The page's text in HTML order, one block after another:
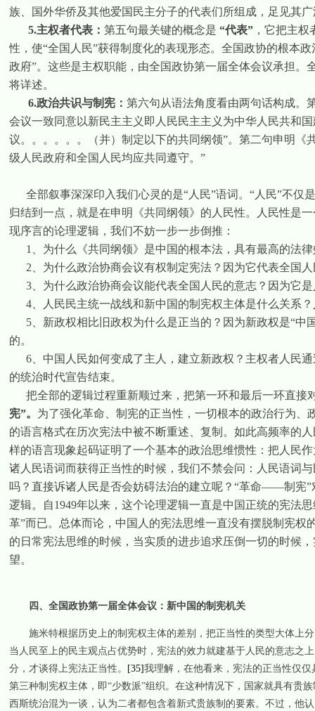
族、国外华侨及其他爱国民主分子的代表们所组成，足见其
5.主权者代表：第五句最关键的概念是“代表” ，它把主
性，使“全国人民”获得制度化的表现形态。全国政协的根本
政府”。这些是主权职能，由全国政协第一届全体会议承担
将详述。
6.政治共识与制宪：第六句从语法角度看由两句话构成。
会议一致同意以新民主主义即人民民主主义为中华人民共和
议。。。。。。（并）制定以下的共同纲领”。第二句申明
级人民政府和全国人民均应共同遵守。”
全部叙事深深印入我们心灵的是“人民”语词。“人民”不
归结到一点，就是在申明《共同纲领》的人民性。人民性是
现序言的论理逻辑，我们不妨一步一步倒推：
1
、为什么《共同纲领》是中国的根本法，具有最高的法
2 、为什么政治协商会议有权制定宪法？因为它代表全国
3、为什么政治协商会议能代表全国人民的意志？因为它
4、人民民主统一战线和新中国的制宪权主体是什么关系
5、新政权相比旧政权为什么是正当的？因为新政权是“中
的。
6、中国人民如何变成了主人，建立新政权？主权者人民
的统治时代宣告结束。
把全部的逻辑过程重新顺过来，把第一环和最后一环直接
宪”。 为了强化革命、制宪的正当性，一切根本的政治行为、
的语言格式在历次宪法中被不断重述、复制。如此高频率的
样的语言现象起码证明了一个基本的政治思维惯性：把人民
诸人民语词而获得正当性的时候，我们不禁会问：人民语词
吗？直接诉诸人民是否会妨碍法治的建立呢？“革命——制宪”
逻辑。自1949年以来，这个论理逻辑一直是中国正统的宪法
革”而已。总体而论，中国人的宪法思维一直没有摆脱制宪
的日常宪法思维的时候，当实质的进步追求压倒一切的时候
望。
四、全国政协第一届全体会议：新中国的制宪机关
施米特根据历史上的制宪权主体的差别，把正当性的类型大体上
当人民至上的民主观点占优势时，宪法的效力就建基于人民的意志之
分，才谈得上宪法正当性。
[35]我理解，在他看来，宪法的正当性仅
第三种制宪权主体，即“少数派”组织。在这种情况下，国家就具有贵
西斯统治混为一谈，认为二者都包含着新式贵族制的要素。不过，他